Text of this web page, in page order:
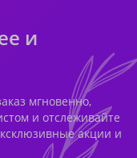
и
мгновенно,
и отслеживайте
акции и